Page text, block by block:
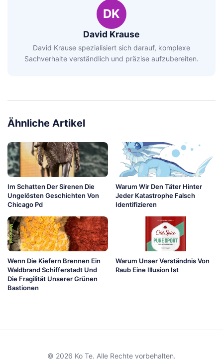
DK
David Krause
David Krause spezialisiert sich darauf, komplexe
Sachverhalte verständlich und präzise aufzubereiten.
Ähnliche Artikel
Im Schatten Der Sirenen Die
Ungelösten Geschichten Von
Chicago Pd
Warum Wir Den Täter Hinter
Jeder Katastrophe Falsch
Identifizieren
Wenn Die Kiefern Brennen Ein
Waldbrand Schifferstadt Und
Die Fragilität Unserer Grünen
Bastionen
Warum Unser Verständnis Von
Raub Eine Illusion Ist
© 2026 Ko Te. Alle Rechte vorbehalten.